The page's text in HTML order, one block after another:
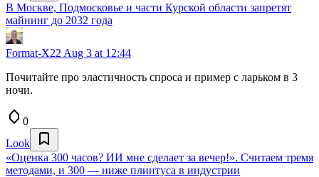
В Москве, Подмосковье и части Курской области запретят
майнинг до 2032 года
Format-X22 Aug 3 at 12:44
Почитайте про эластичность спроса и пример с ларьком в 3
ночи.
0
Look
«Оценка 300 часов? ИИ мне сделает за вечер!». Считаем тремя
методами, и 300 — ниже плинтуса в индустрии